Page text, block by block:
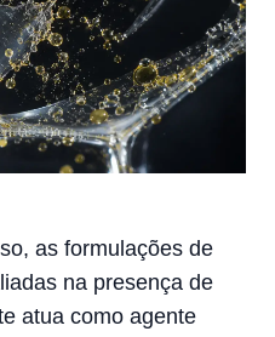
as formulações de
na presença de
atua como agente